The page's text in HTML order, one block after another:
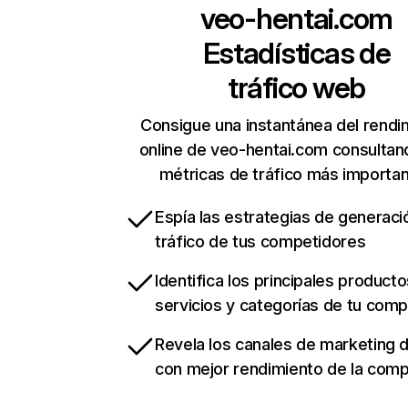
veo-hentai.com
Estadísticas de
tráfico web
Consigue una instantánea del
online de veo-hentai.com
métricas de tráfico más
Espía las estrategias de
tráfico de tus competidores
Identifica los principales
servicios y categorías de tu
Revela los canales de marketing
con mejor rendimiento de la